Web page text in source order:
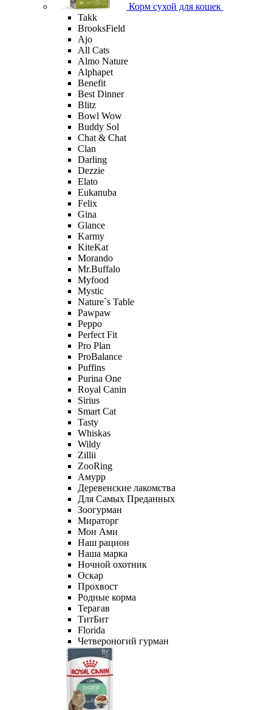
Корм сухой для кошек
Takk
BrooksField
Ajo
All Cats
Almo Nature
Alphapet
Benefit
Best Dinner
Blitz
Bowl Wow
Buddy Sol
Chat & Chat
Clan
Darling
Dezzie
Elato
Eukanuba
Felix
Gina
Glance
Karmy
KiteKat
Morando
Mr.Buffalo
Myfood
Mystic
Nature`s Table
Pawpaw
Peppo
Perfect Fit
Pro Plan
ProBalance
Puffins
Purina One
Royal Canin
Sirius
Smart Cat
Tasty
Whiskas
Wildy
Zillii
ZooRing
Амурр
Деревенские лакомства
Для Самых Преданных
Зоогурман
Мираторг
Мон Ами
Наш рацион
Наша марка
Ночной охотник
Оскар
Прохвост
Родные корма
Терагав
ТитБит
Florida
Четвероногий гурман